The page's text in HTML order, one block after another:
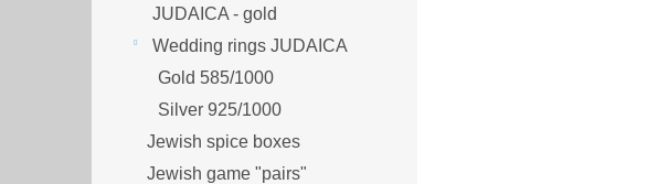
JUDAICA - gold
Wedding rings JUDAICA
Gold 585/1000
Silver 925/1000
Jewish spice boxes
Jewish game "pairs"